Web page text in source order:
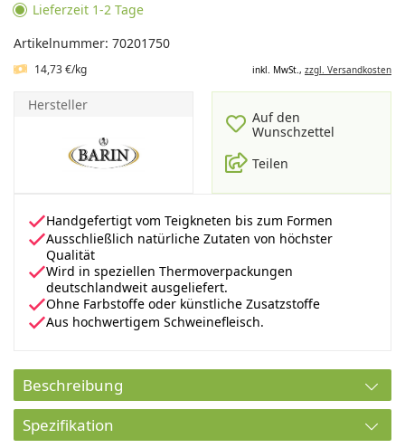
Lieferzeit 1-2 Tage
Artikelnummer: 70201750
14,73 €/kg inkl. MwSt., zzgl. Versandkosten
Hersteller
Auf den
Wunschzettel
Teilen
Handgefertigt vom Teigkneten bis zum Formen
Ausschließlich natürliche Zutaten von höchster
Qualität
Wird in speziellen Thermoverpackungen
deutschlandweit ausgeliefert.
Ohne Farbstoffe oder künstliche Zusatzstoffe
Aus hochwertigem Schweinefleisch.
Beschreibung
Spezifikation